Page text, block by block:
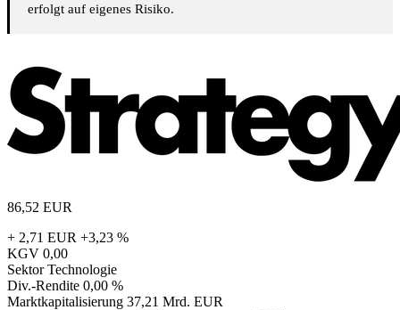
erfolgt auf eigenes Risiko.
86,52 EUR
+ 2,71 EUR +3,23 %
KGV 0,00
Sektor Technologie
Div.-Rendite 0,00 %
Marktkapitalisierung 37,21 Mrd. EUR